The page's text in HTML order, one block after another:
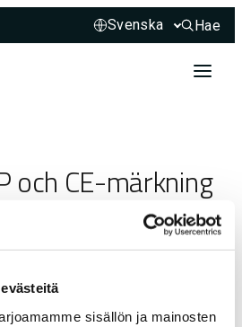
sisällön ja mainosten
Hae
Hae
och CE-märkning